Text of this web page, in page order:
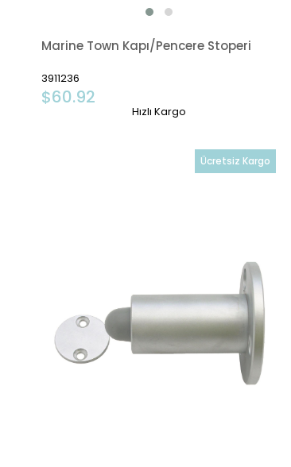
Marine Town Kapı/Pencere Stoperi
3911236
$60.92
Hızlı Kargo
Ücretsiz Kargo